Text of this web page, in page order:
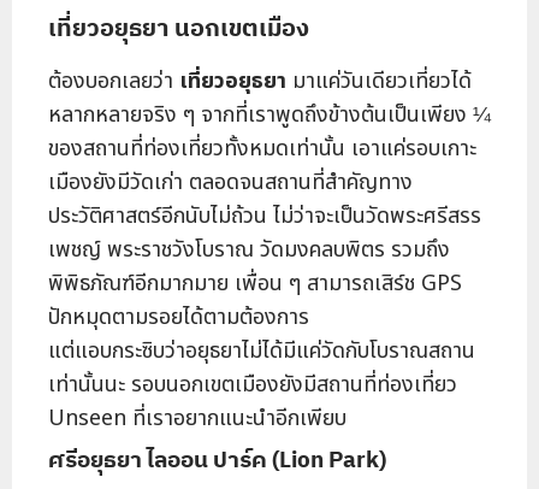
เที่ยวอยุธยา นอกเขตเมือง
ต้องบอกเลยว่า เที่ยวอยุธยา มาแค่วันเดียวเที่ยวได้
หลากหลายจริง ๆ จากที่เราพูดถึงข้างต้นเป็นเพียง ¼
ของสถานที่ท่องเที่ยวทั้งหมดเท่านั้น เอาแค่รอบเกาะ
เมืองยังมีวัดเก่า ตลอดจนสถานที่สำคัญทาง
ประวัติศาสตร์อีกนับไม่ถ้วน ไม่ว่าจะเป็นวัดพระศรีสรร
เพชญ์ พระราชวังโบราณ วัดมงคลบพิตร รวมถึง
พิพิธภัณฑ์อีกมากมาย เพื่อน ๆ สามารถเสิร์ช GPS
ปักหมุดตามรอยได้ตามต้องการ
แต่แอบกระซิบว่าอยุธยาไม่ได้มีแค่วัดกับโบราณสถาน
เท่านั้นนะ รอบนอกเขตเมืองยังมีสถานที่ท่องเที่ยว
Unseen ที่เราอยากแนะนำอีกเพียบ
ศรีอยุธยา ไลออน ปาร์ค (Lion Park)